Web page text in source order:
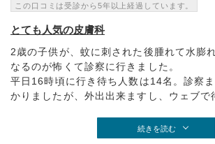
この口コミは受診から5年以上経過しています。
とても人気の皮膚科
2歳の子供が、蚊に刺された後腫れて水膨
なるのが怖くて診察に行きました。
平日16時頃に行き待ち人数は14名。診察
かりましたが、外出出来ますし、ウェブで
続きを読む